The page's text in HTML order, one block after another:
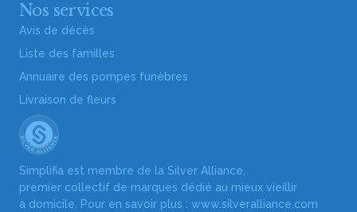
Nos services
Avis de décès
Liste des familles
Annuaire des pompes funèbres
Livraison de fleurs
Simplifia est membre de la Silver Alliance,
premier collectif de marques dédié au mieux vieillir
à domicile. Pour en savoir plus : www.silveralliance.com